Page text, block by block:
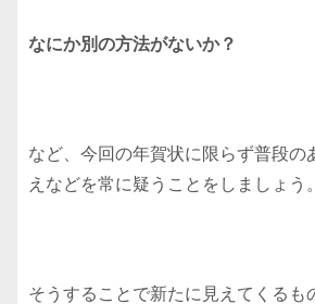
なにか別の方法がないか？
など、今回の年賀状に限らず普段の
えなどを常に疑うことをしましょう。
そうすることで新たに見えてくるも